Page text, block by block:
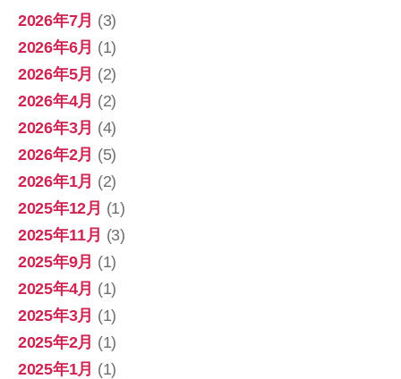
2026年7月 (3)
2026年6月 (1)
2026年5月 (2)
2026年4月 (2)
2026年3月 (4)
2026年2月 (5)
2026年1月 (2)
2025年12月 (1)
2025年11月 (3)
2025年9月 (1)
2025年4月 (1)
2025年3月 (1)
2025年2月 (1)
2025年1月 (1)